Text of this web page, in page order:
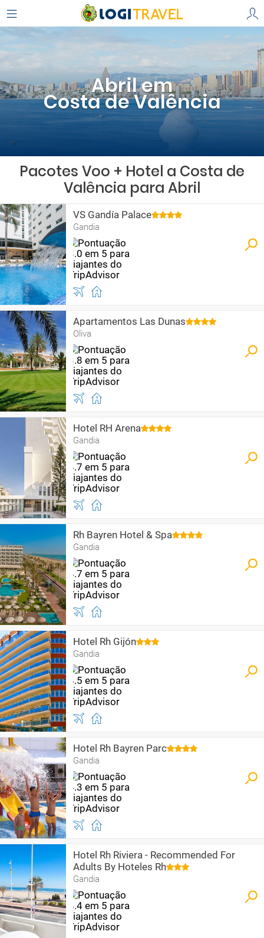
Abril em
Costa de Valência
Pacotes Voo + Hotel a Costa de
Valência para Abril
VS Gandía Palace
Gandia
Apartamentos Las Dunas
Oliva
Hotel RH Arena
Gandia
Rh Bayren Hotel & Spa
Gandia
Hotel Rh Gijón
Gandia
Hotel Rh Bayren Parc
Gandia
Hotel Rh Riviera - Recommended For
Adults By Hoteles Rh
Gandia